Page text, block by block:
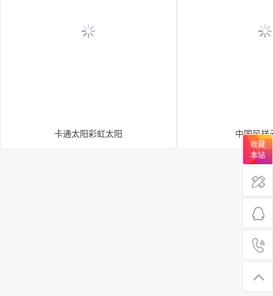
卡通太阳彩虹太阳 中国风祥
收藏
本站